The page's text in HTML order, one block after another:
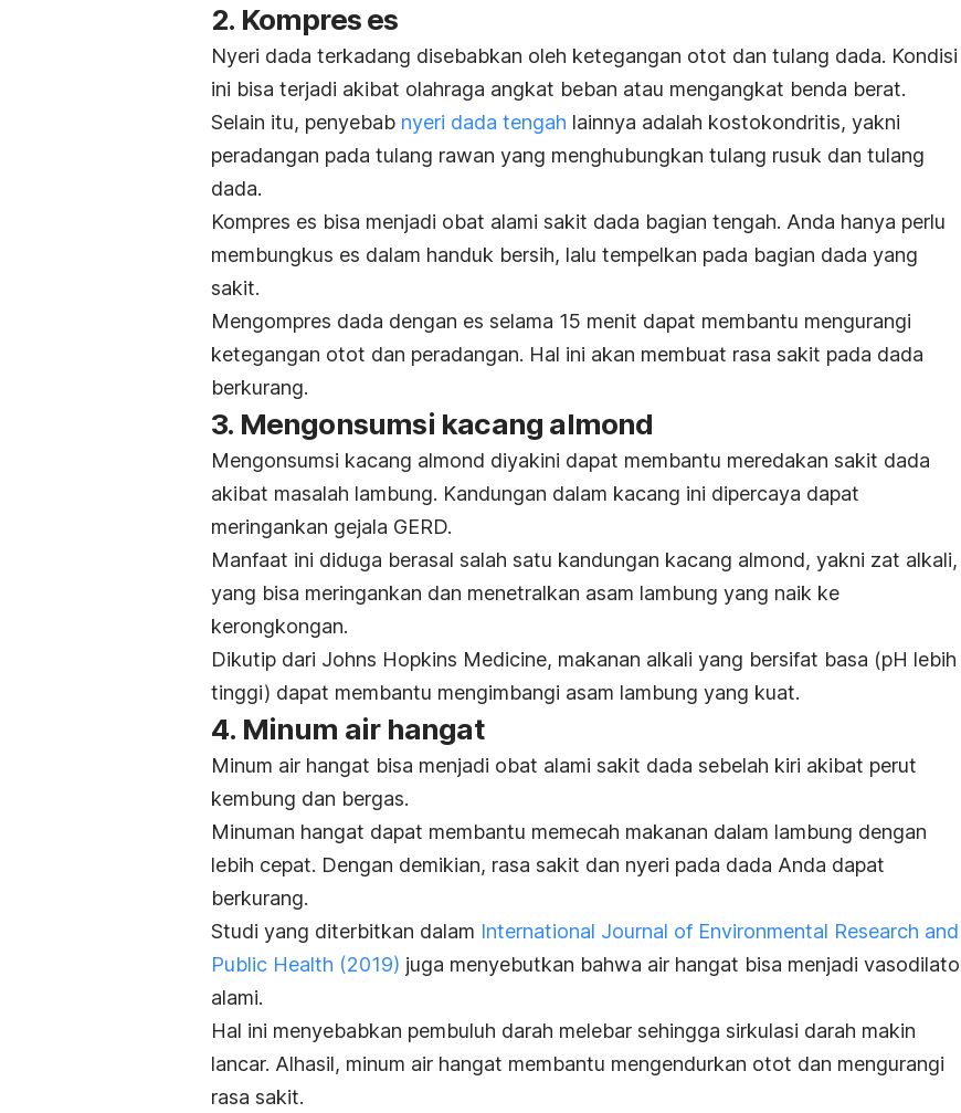
2. Kompres es
Nyeri dada terkadang disebabkan oleh ketegangan otot dan tulang dada. Kondisi
ini bisa terjadi akibat olahraga angkat beban atau mengangkat benda berat.
Selain itu, penyebab nyeri dada tengah lainnya adalah kostokondritis, yakni
peradangan pada tulang rawan yang menghubungkan tulang rusuk dan tulang
dada.
Kompres es bisa menjadi obat alami sakit dada bagian tengah. Anda hanya perlu
membungkus es dalam handuk bersih, lalu tempelkan pada bagian dada yang
sakit.
Mengompres dada dengan es selama 15 menit dapat membantu mengurangi
ketegangan otot dan peradangan. Hal ini akan membuat rasa sakit pada dada
berkurang.
3. Mengonsumsi kacang almond
Mengonsumsi kacang almond diyakini dapat membantu meredakan sakit dada
akibat masalah lambung. Kandungan dalam kacang ini dipercaya dapat
meringankan gejala GERD.
Manfaat ini diduga berasal salah satu kandungan kacang almond, yakni zat alkali,
yang bisa meringankan dan menetralkan asam lambung yang naik ke
kerongkongan.
Dikutip dari Johns Hopkins Medicine, makanan alkali yang bersifat basa (pH lebih
tinggi) dapat membantu mengimbangi asam lambung yang kuat.
4. Minum air hangat
Minum air hangat bisa menjadi obat alami sakit dada sebelah kiri akibat perut
kembung dan bergas.
Minuman hangat dapat membantu memecah makanan dalam lambung dengan
lebih cepat. Dengan demikian, rasa sakit dan nyeri pada dada Anda dapat
berkurang.
Studi yang diterbitkan dalam International Journal of Environmental Research and
Public Health (2019) juga menyebutkan bahwa air hangat bisa menjadi
alami.
Hal ini menyebabkan pembuluh darah melebar sehingga sirkulasi darah makin
lancar. Alhasil, minum air hangat membantu mengendurkan otot dan mengurangi
rasa sakit.